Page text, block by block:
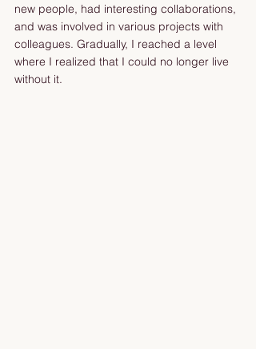
new people, had interesting collaborations,
and was involved in various projects with
colleagues. Gradually, I reached a level
where I realized that I could no longer live
without it.